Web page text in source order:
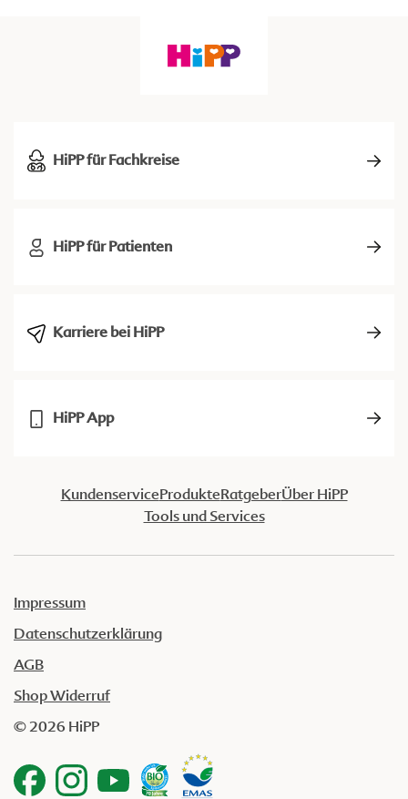
HiPP für Fachkreise
HiPP für Patienten
Karriere bei HiPP
HiPP App
KundenserviceProdukteRatgeberÜber HiPP
Tools und Services
Impressum
Datenschutzerklärung
AGB
Shop Widerruf
© 2026 HiPP